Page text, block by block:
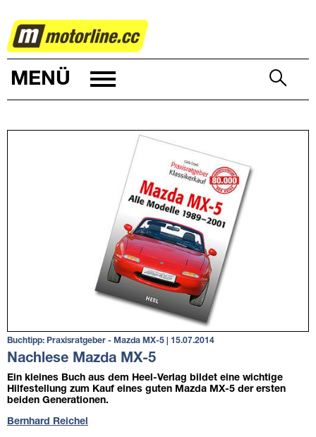
AUTOWELT
MENÜ
Buchtipp: Praxisratgeber - Mazda MX-5 | 15.07.2014
Nachlese Mazda MX-5
Ein kleines Buch aus dem Heel-Verlag bildet eine wichtige
Hilfestellung zum Kauf eines guten Mazda MX-5 der ersten
beiden Generationen.
Bernhard Reichel